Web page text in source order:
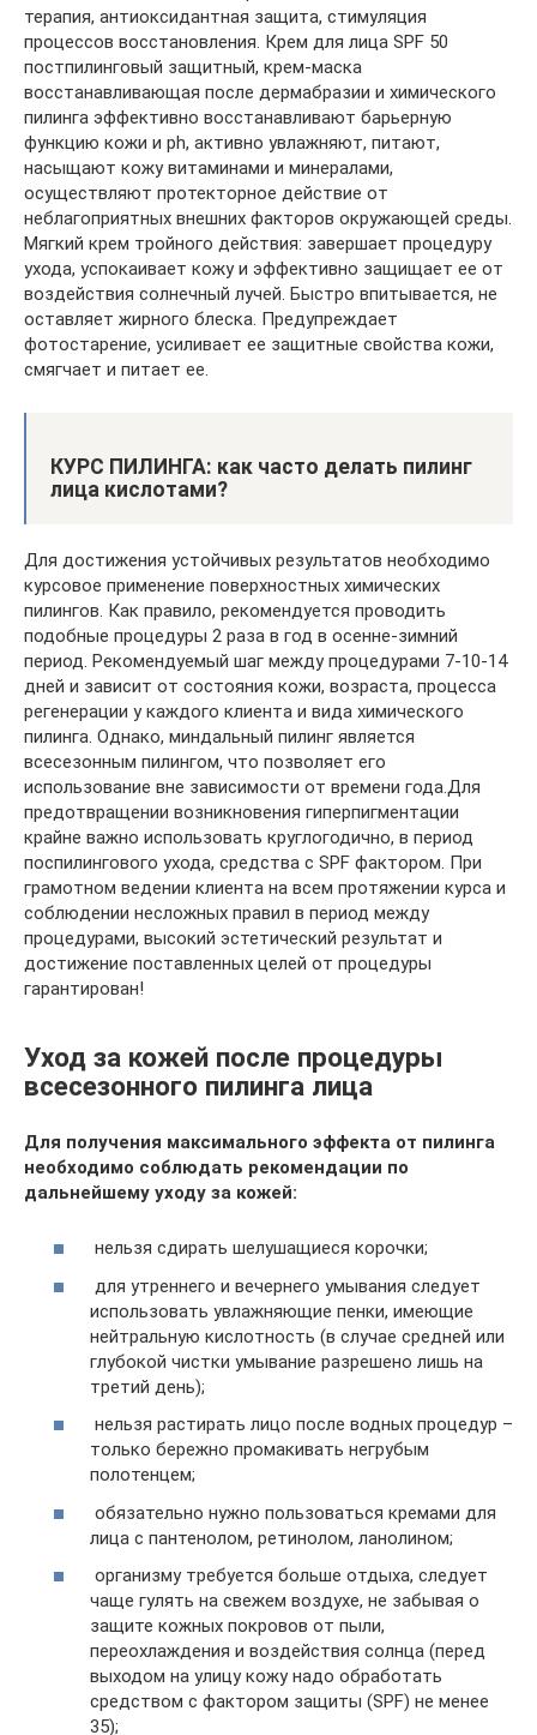
терапия, антиоксидантная защита, стимуляция
процессов восстановления. Крем для лица SPF 50
постпилинговый защитный, крем-маска
восстанавливающая после дермабразии и химического
пилинга эффективно восстанавливают барьерную
функцию кожи и ph, активно увлажняют, питают,
насыщают кожу витаминами и минералами,
осуществляют протекторное действие от
неблагоприятных внешних факторов окружающей среды.
Мягкий крем тройного действия: завершает процедуру
ухода, успокаивает кожу и эффективно защищает ее от
воздействия солнечный лучей. Быстро впитывается, не
оставляет жирного блеска. Предупреждает
фотостарение, усиливает ее защитные свойства кожи,
смягчает и питает ее.
КУРС ПИЛИНГА: как часто делать пилинг
лица кислотами?
Для достижения устойчивых результатов необходимо
курсовое применение поверхностных химических
пилингов. Как правило, рекомендуется проводить
подобные процедуры 2 раза в год в осенне-зимний
период. Рекомендуемый шаг между процедурами 7-10-14
дней и зависит от состояния кожи, возраста, процесса
регенерации у каждого клиента и вида химического
пилинга. Однако, миндальный пилинг является
всесезонным пилингом, что позволяет его
использование вне зависимости от времени года.Для
предотвращении возникновения гиперпигментации
крайне важно использовать круглогодично, в период
поспилингового ухода, средства с SPF фактором. При
грамотном ведении клиента на всем протяжении курса и
соблюдении несложных правил в период между
процедурами, высокий эстетический результат и
достижение поставленных целей от процедуры
гарантирован!
Уход за кожей после процедуры
всесезонного пилинга лица
Для получения максимального эффекта от пилинга
необходимо соблюдать рекомендации по
дальнейшему уходу за кожей:
нельзя сдирать шелушащиеся корочки;
для утреннего и вечернего умывания следует
использовать увлажняющие пенки, имеющие
нейтральную кислотность (в случае средней или
глубокой чистки умывание разрешено лишь на
третий день);
нельзя растирать лицо после водных процедур –
только бережно промакивать негрубым
полотенцем;
обязательно нужно пользоваться кремами для
лица с пантенолом, ретинолом, ланолином;
организму требуется больше отдыха, следует
чаще гулять на свежем воздухе, не забывая о
защите кожных покровов от пыли,
переохлаждения и воздействия солнца (перед
выходом на улицу кожу надо обработать
средством с фактором защиты (SPF) не менее
35);